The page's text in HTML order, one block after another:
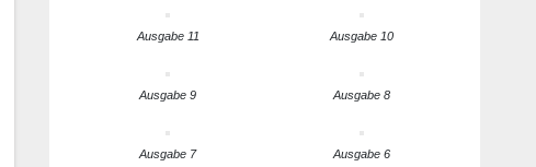
Ausgabe 11 Ausgabe 10
Ausgabe 9 Ausgabe 8
Ausgabe 7 Ausgabe 6